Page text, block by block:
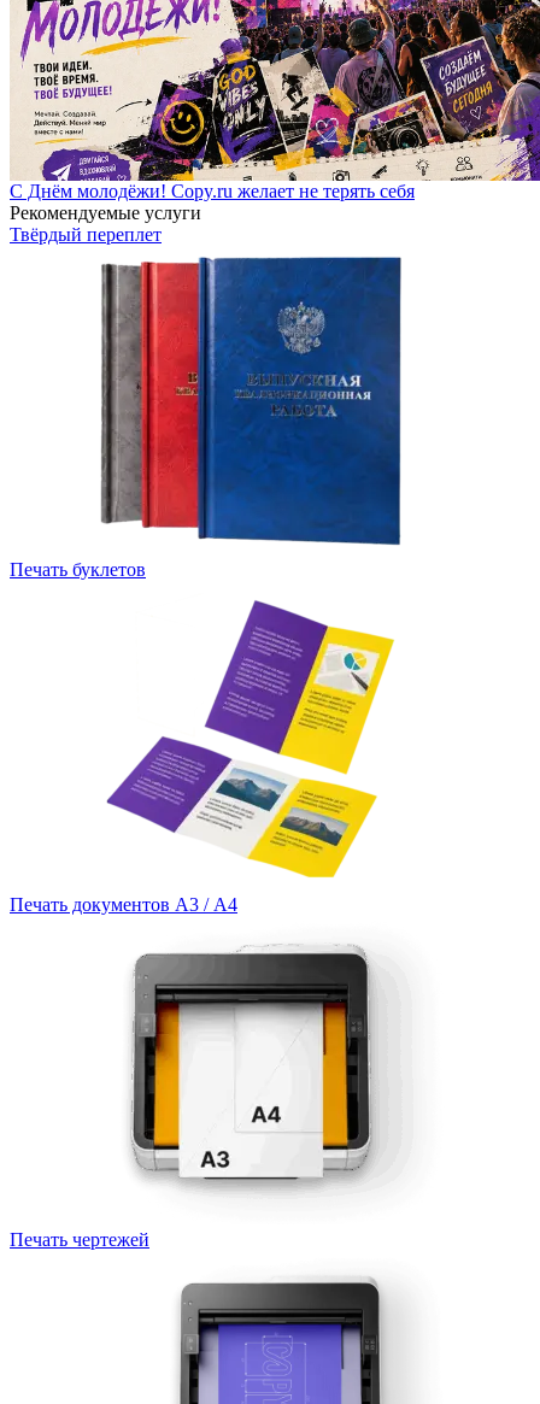
С Днём молодёжи! Copy.ru желает не терять себя
Рекомендуемые услуги
Твёрдый переплет
Печать буклетов
Печать документов А3 / А4
Печать чертежей